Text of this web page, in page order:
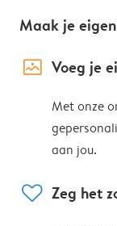
Maak je
image_placeholder Voeg je
Met onze
aan jou.
heart Zeg het